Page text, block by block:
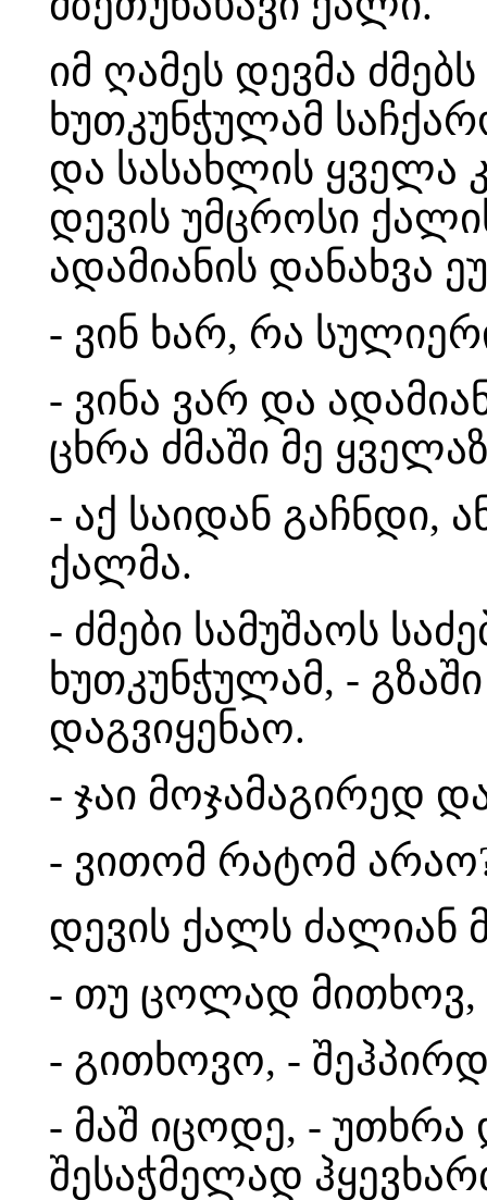
იმ ღამეს დევმა
ხუთკუნჭულამ
და სასახლის
დევის უმცროსი
ადამიანის დანახვა
- ვინ ხარ, რა
- ვინა ვარ და
ცხრა ძმაში მე
- აქ საიდან გაჩნდი,
ქალმა.
- ძმები სამუშაოს
ხუთკუნჭულამ, -
დაგვიყენაო.
- ჯაი მოჯამაგირედ
- ვითომ რატომ
დევის ქალს ძალიან
- თუ ცოლად მითხოვ,
- გითხოვო, -
- მაშ იცოდე, - უთხრა
შესაჭმელად